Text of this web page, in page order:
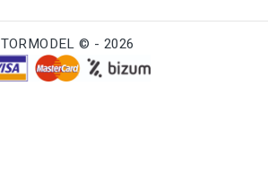
TORMODEL © - 2026